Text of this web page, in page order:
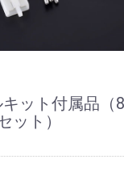
ット付属品（
ット）